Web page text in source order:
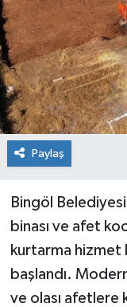
Paylaş
Bingöl
binası ve afet
kurtarma hizmet
başlandı.
ve olası afetlere
RESMİ
SAĞLIK
SİYASET
SOLHAN
YAYLADERE
YEDİSU